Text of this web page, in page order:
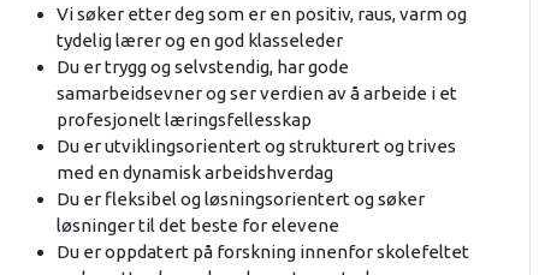
Vi søker etter deg som er en positiv, raus, varm og
tydelig lærer og en god klasseleder
Du er trygg og selvstendig, har gode
samarbeidsevner og ser verdien av å arbeide i et
profesjonelt læringsfellesskap
Du er utviklingsorientert og strukturert og trives
med en dynamisk arbeidshverdag
Du er fleksibel og løsningsorientert og søker
løsninger til det beste for elevene
Du er oppdatert på forskning innenfor skolefeltet